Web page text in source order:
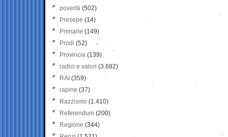
povertà (502)
Presepe (14)
Primarie (149)
Prodi (52)
Provincia (139)
radici e valori (3.682)
RAI (359)
rapine (37)
Razzismo (1.410)
Referendum (200)
Regione (344)